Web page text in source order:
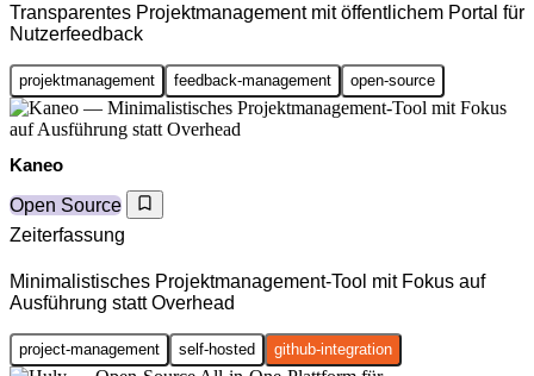
Transparentes Projektmanagement mit öffentlichem Portal für
Nutzerfeedback
projektmanagement feedback-management open-source
Kaneo
Open Source
Zeiterfassung
Minimalistisches Projektmanagement-Tool mit Fokus auf
Ausführung statt Overhead
project-management self-hosted github-integration